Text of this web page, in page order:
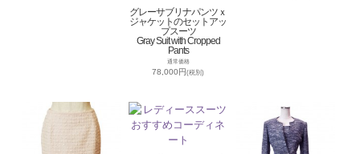
グレーサブリナパンツｘ
ジャケットのセットアッ
プスーツ
Gray Suit with Cropped
Pants
通常価格
78,000円(税別)